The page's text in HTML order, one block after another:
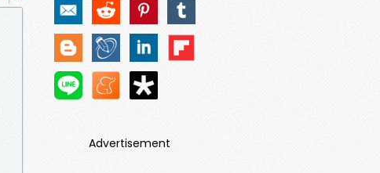
Advertisement